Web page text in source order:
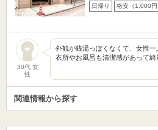
日帰り 格安（1,000円
30代 女
性
外観が銭湯っぽくなくて、女性
衣所やお風呂も清潔感があって綺
関連情報から探す